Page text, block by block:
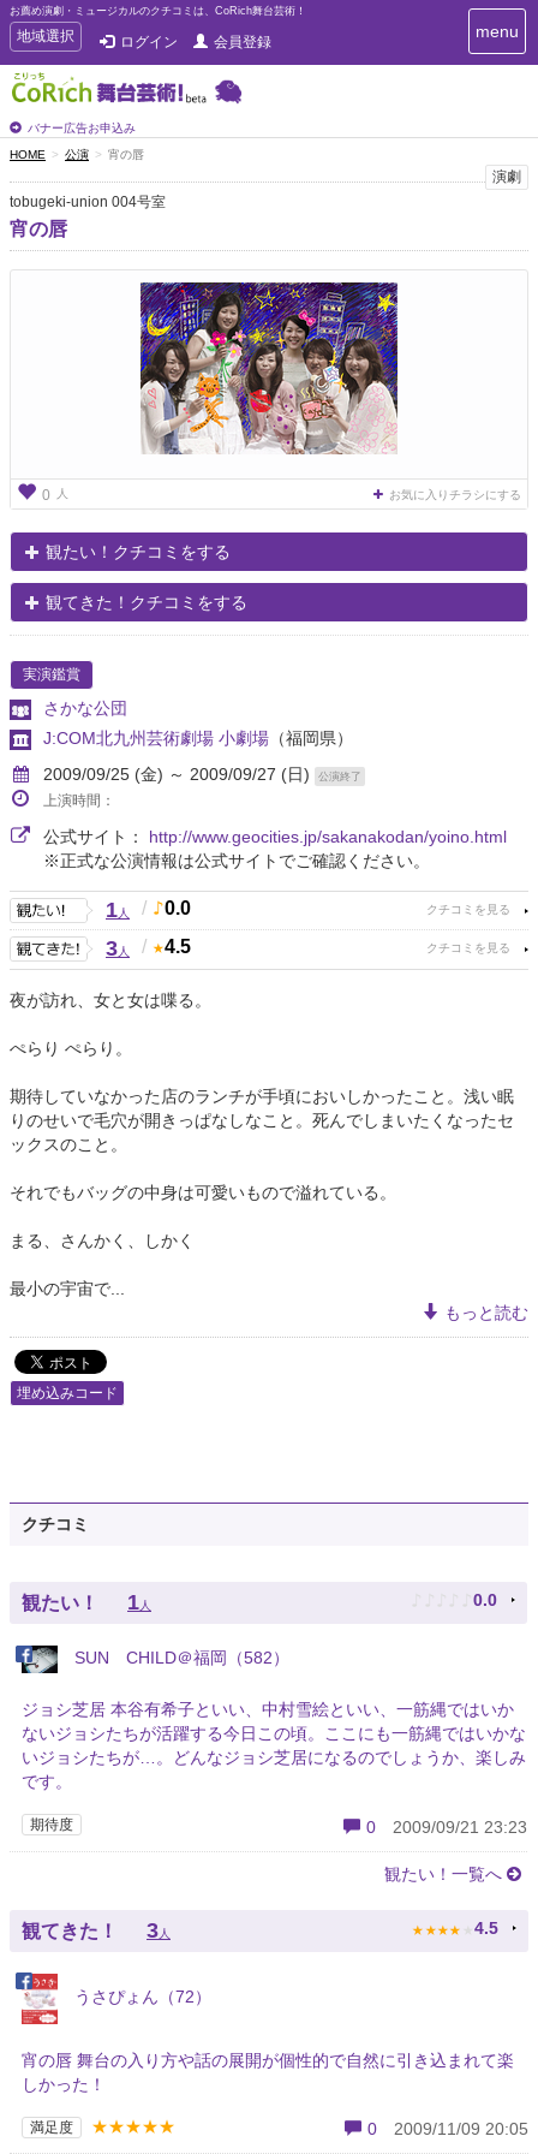
お薦め演劇・ミュージカルのクチコミは、CoRich舞台芸術！
T
o
g
g
e
n
a
v
i
g
地域選択 ログイン 会員登録
バナー広告お申込み
T
o
i
g
menu
HOME 公演 宵の唇
演劇
tobugeki-union 004号室
宵の唇
0 人 お気に入りチラシにする
観たい！クチコミをする
観てきた！クチコミをする
実演鑑賞
さかな公団
J:COM北九州芸術劇場 小劇場 （福岡県）
2009/09/25 (金) ～ 2009/09/27 (日)
公演終了
上演時間：
公式サイト： http://www.geocities.jp/sakanakodan/yoino.html
※正式な公演情報は公式サイトでご確認ください。
1人 / 0.0
3人 / 4.5
夜が訪れ、女と女は喋る。
ぺらり ぺらり。
期待していなかった店のランチが手頃においしかったこと。浅い眠
りのせいで毛穴が開きっぱなしなこと。死んでしまいたくなったセ
ックスのこと。
それでもバッグの中身は可愛いもので溢れている。
まる、さんかく、しかく
最小の宇宙で...
もっと読む
埋め込みコード
クチコミ
観たい！ 1人 ♪ ♪ ♪ ♪ ♪ 0.0
SUN CHILD＠福岡（582）
ジョシ芝居 本谷有希子といい、中村雪絵といい、一筋縄ではいか
ないジョシたちが活躍する今日この頃。ここにも一筋縄ではいかな
いジョシたちが…。どんなジョシ芝居になるのでしょうか、楽しみ
です。
期待度 0 2009/09/21 23:23
観たい！一覧へ
観てきた！ 3 人 ★ ★ ★ ★ ★ 4.5
うさぴょん（72）
宵の唇 舞台の入り方や話の展開が個性的で自然に引き込まれて楽
しかった！
満足度 ★★★★★ 0 2009/11/09 20:05